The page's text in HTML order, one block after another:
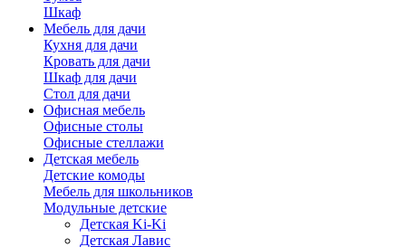
Шкаф
Мебель для дачи
Кухня для дачи
Кровать для дачи
Шкаф для дачи
Стол для дачи
Офисная мебель
Офисные столы
Офисные стеллажи
Детская мебель
Детские комоды
Мебель для школьников
Модульные детские
Детская Ki-Ki
Детская Лавис